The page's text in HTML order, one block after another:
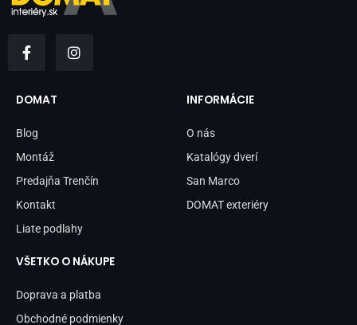
a
b
o
k
-
n
DOMAT
Blog
Montáž
Predajňa Trenčín
Kontakt
Liate podlahy
INFORMÁCIE
O nás
Katalógy dverí
San Marco
DOMAT exteriéry
VŠETKO O NÁKUPE
Doprava a platba
Obchodné podmienky